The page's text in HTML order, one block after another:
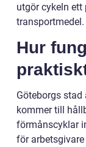
utgör cykeln
transportmedel.
Hur
Göteborgs
kommer till
förmånscyklar
för